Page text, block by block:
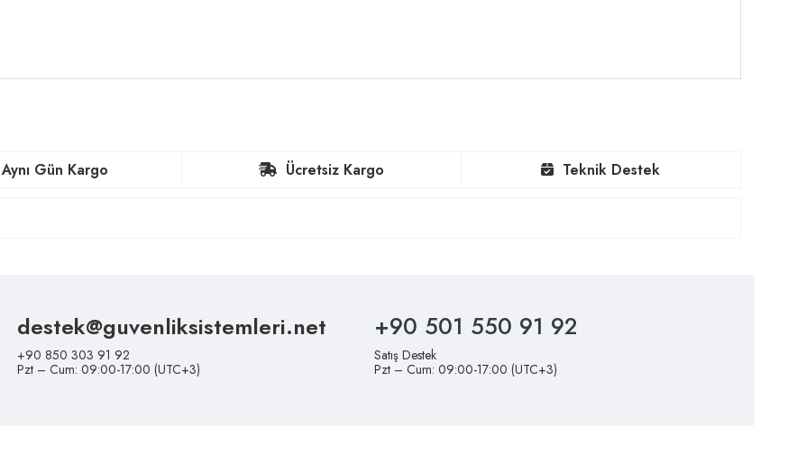
Aynı Gün Kargo Ücretsiz Kargo Teknik Destek
destek@guvenliksistemleri.net
+90 850 303 91 92
Pzt – Cum: 09:00-17:00 (UTC+3)
+90 501 550 91 92
Satış Destek
Pzt – Cum: 09:00-17:00 (UTC+3)